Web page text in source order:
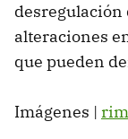
alteraciones
que pueden
Imágenes |